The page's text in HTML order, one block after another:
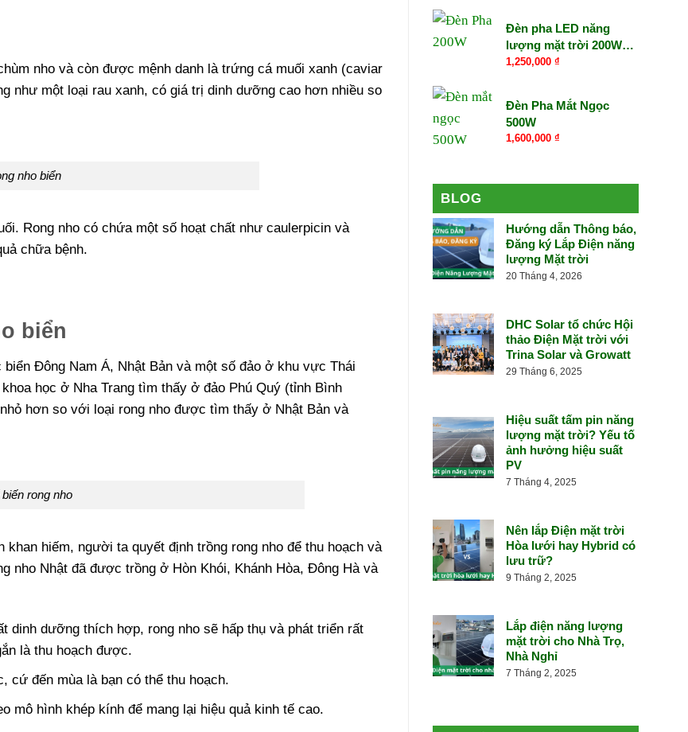
nho và còn được mệnh danh là trứng cá muối xanh (caviar
như một loại rau xanh, có giá trị dinh dưỡng cao hơn nhiều so
nho biển
Rong nho có chứa một số hoạt chất như caulerpicin và
chữa bệnh.
biển
Đông Nam Á, Nhật Bản và một số đảo ở khu vực Thái
học ở Nha Trang tìm thấy ở đảo Phú Quý (tỉnh Bình
hơn so với loại rong nho được tìm thấy ở Nhật Bản và
rong nho
hiếm, người ta quyết định trồng rong nho để thu hoạch và
nho Nhật đã được trồng ở Hòn Khói, Khánh Hòa, Đông Hà và
dinh dưỡng thích hợp, rong nho sẽ hấp thụ và phát triển rất
là thu hoạch được.
cứ đến mùa là bạn có thể thu hoạch.
mô hình khép kính để mang lại hiệu quả kinh tế cao.
Đèn pha LED năng
lượng mặt trời 200W
cao cấp
1,250,000 ₫
Đèn Pha Mắt Ngọc
500W
1,600,000 ₫
BLOG
Hướng dẫn Thông báo,
Đăng ký Lắp Điện năng
lượng Mặt trời
20 Tháng 4, 2026
DHC Solar tổ chức Hội
thảo Điện Mặt trời với
Trina Solar và Growatt
29 Tháng 6, 2025
Hiệu suất tấm pin năng
lượng mặt trời? Yếu tố
ảnh hưởng hiệu suất
PV
7 Tháng 4, 2025
Nên lắp Điện mặt trời
Hòa lưới hay Hybrid có
lưu trữ?
9 Tháng 2, 2025
Lắp điện năng lượng
mặt trời cho Nhà Trọ,
Nhà Nghỉ
7 Tháng 2, 2025